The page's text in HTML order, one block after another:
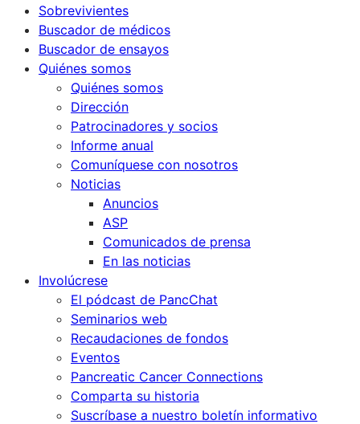
Sobrevivientes
Buscador de médicos
Buscador de ensayos
Quiénes somos
Quiénes somos
Dirección
Patrocinadores y socios
Informe anual
Comuníquese con nosotros
Noticias
Anuncios
ASP
Comunicados de prensa
En las noticias
Involúcrese
El pódcast de PancChat
Seminarios web
Recaudaciones de fondos
Eventos
Pancreatic Cancer Connections
Comparta su historia
Suscríbase a nuestro boletín informativo